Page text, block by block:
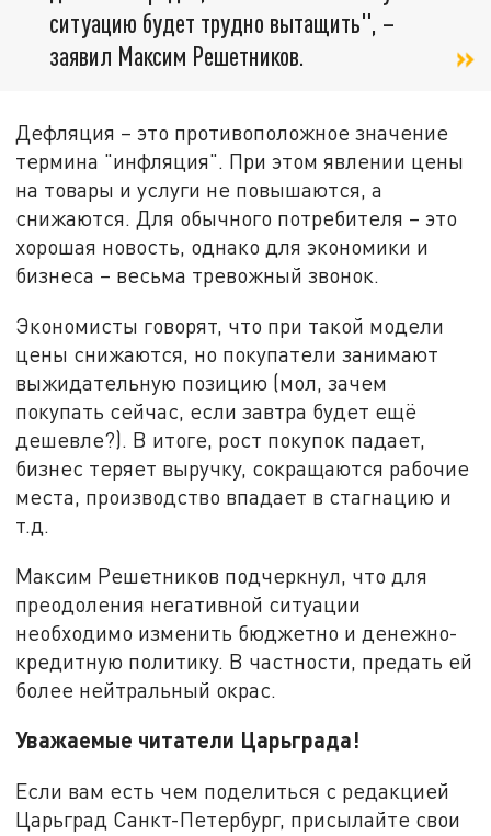
ситуацию будет трудно вытащить", –
заявил Максим Решетников.
Дефляция – это противоположное значение
термина "инфляция". При этом явлении цены
на товары и услуги не повышаются, а
снижаются. Для обычного потребителя – это
хорошая новость, однако для экономики и
бизнеса – весьма тревожный звонок.
Экономисты говорят, что при такой модели
цены снижаются, но покупатели занимают
выжидательную позицию (мол, зачем
покупать сейчас, если завтра будет ещё
дешевле?). В итоге, рост покупок падает,
бизнес теряет выручку, сокращаются рабочие
места, производство впадает в стагнацию и
т.д.
Максим Решетников подчеркнул, что для
преодоления негативной ситуации
необходимо изменить бюджетно и денежно-
кредитную политику. В частности, предать ей
более нейтральный окрас.
Уважаемые читатели Царьграда!
Если вам есть чем поделиться с редакцией
Царьград Санкт-Петербург, присылайте свои